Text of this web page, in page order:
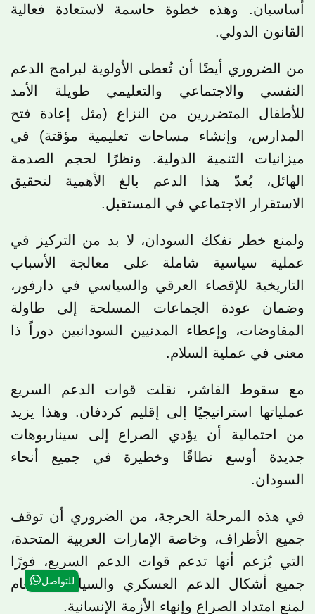
أساسيان. وهذه خطوة حاسمة لاستعادة فعالية
القانون الدولي.
من الضروري أيضًا أن تُعطى الأولوية لبرامج الدعم
النفسي والاجتماعي والتعليمي طويلة الأمد
للأطفال المتضررين من النزاع (مثل إعادة فتح
المدارس، وإنشاء مساحات تعليمية مؤقتة) في
ميزانيات التنمية الدولية. ونظرًا لحجم الصدمة
الهائل، يُعدّ هذا الدعم بالغ الأهمية لتحقيق
الاستقرار الاجتماعي في المستقبل.
ولمنع خطر تفكك السودان، لا بد من التركيز في
عملية سياسية شاملة على معالجة الأسباب
التاريخية للإقصاء العرقي والسياسي في دارفور،
وضمان عودة الجماعات المسلحة إلى طاولة
المفاوضات، وإعطاء المدنيين السودانيين دوراً ذا
معنى في عملية السلام.
مع سقوط الفاشر، نقلت قوات الدعم السريع
عملياتها استراتيجيًا إلى إقليم كردفان. وهذا يزيد
من احتمالية أن يؤدي الصراع إلى سيناريوهات
جديدة أوسع نطاقًا وخطيرة في جميع أنحاء
السودان.
في هذه المرحلة الحرجة، من الضروري أن توقف
جميع الأطراف، وخاصة الإمارات العربية المتحدة،
التي يُزعم أنها تدعم قوات الدعم السريع، فورًا
جميع أشكال الدعم العسكري والسياسي والعام
لمنع امتداد الصراع وإنهاء الأزمة الإنسانية.
للتواصل